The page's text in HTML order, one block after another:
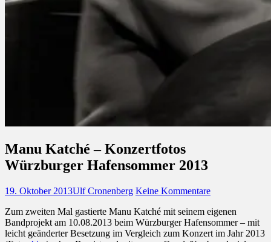
Manu Katché – Konzertfotos
Würzburger Hafensommer 2013
Veröffentlicht
19. Oktober 2013Autor
Ulf Cronenberg Keine Kommentarezu
Katché –
Konzertfotos
Würzburger
Zum zweiten Mal gastierte Manu Katché mit seinem eigenen
Bandprojekt am 10.08.2013 beim Würzburger Hafensommer – mit
leicht geänderter Besetzung im Vergleich zum Konzert im Jahr 2013